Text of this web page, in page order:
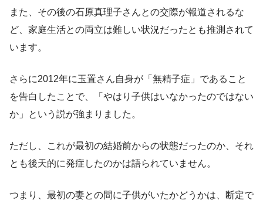
また、その後の石原真理子さんとの交際が報道されるな
ど、家庭生活との両立は難しい状況だったとも推測されて
います。
さらに2012年に玉置さん自身が「無精子症」であること
を告白したことで、「やはり子供はいなかったのではない
か」という説が強まりました。
ただし、これが最初の結婚前からの状態だったのか、それ
とも後天的に発症したのかは語られていません。
つまり、最初の妻との間に子供がいたかどうかは、断定で